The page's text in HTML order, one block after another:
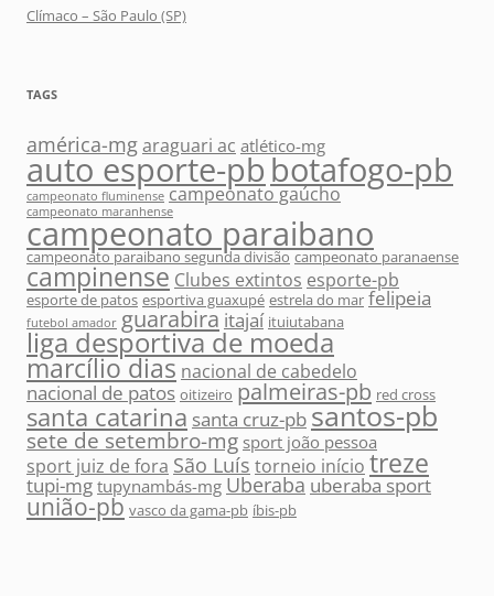
Clímaco – São Paulo (SP)
TAGS
américa-mgaraguari ac atlético-mg
auto esporte-pbbotafogo-pb
campeonato fluminense campeonato gaúcho
campeonato maranhense
campeonato paraibano
campeonato paraibano segunda divisão campeonato paranaense
campinense Clubes extintos esporte-pb
esporte de patos esportiva guaxupé estrela do mar felipeia
futebol amador guarabira itajaí ituiutabana
liga desportiva de moeda
marcílio dias nacional de cabedelo
nacional de patos oitizeiro palmeiras-pb red cross
santa catarina santa cruz-pbsantos-pb
sete de setembro-mg sport joão pessoa
sport juiz de fora São Luís torneio início treze
tupi-mg tupynambás-mg Uberaba uberaba sport
união-pb vasco da gama-pb íbis-pb